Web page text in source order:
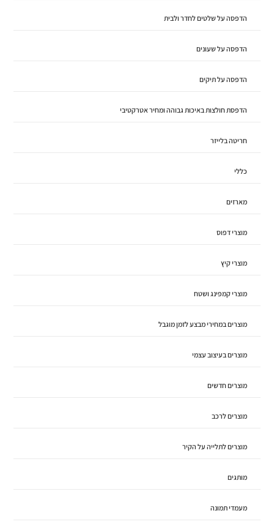
הדפסה על שלטים לחדר ולבית
הדפסה על שעונים
הדפסה על תיקים
הדפסת חולצות באיכות גבוהה ומחיר אטרקטיבי
חריטה בלייזר
כללי
מארזים
מוצרי דפוס
מוצרי קיץ
מוצרי קמפינג ושטח
מוצרים במחירי מבצע לזמן מוגבל
מוצרים בעיצוב עצמי
מוצרים חדשים
מוצרים לרכב
מוצרים לתלייה על הקיר
מותגים
מעמדי תמונה